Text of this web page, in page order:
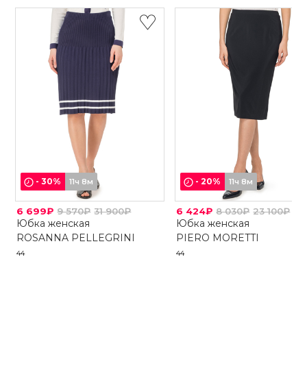
-30% 11ч 8м
6 699₽ 9 570₽ 31 900₽
Юбка женская
ROSANNA PELLEGRINI
44
-20% 11ч 8м
6 424₽ 8 030₽ 23 100₽
Юбка женская
PIERO MORETTI
44